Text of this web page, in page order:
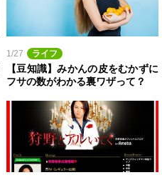
1/27 ライフ
【豆知識】みかんの皮をむかずに
フサの数がわかる裏ワザって？